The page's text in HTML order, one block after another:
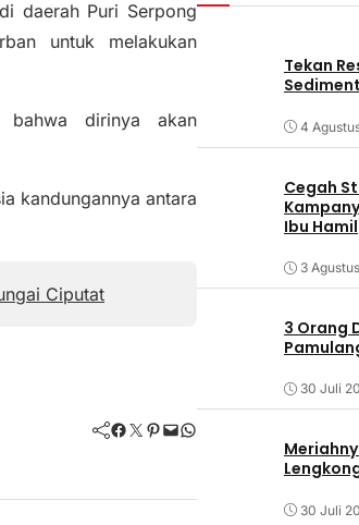
daerah Puri Serpong
untuk melakukan
bahwa dirinya akan
kandungannya antara
Ciputat
Facebook Twitter Pinterest Mail WhatsApp
Tekan
4
Cegah
Ibu Hamil
3
3 Orang
30 Juli
30 Juli